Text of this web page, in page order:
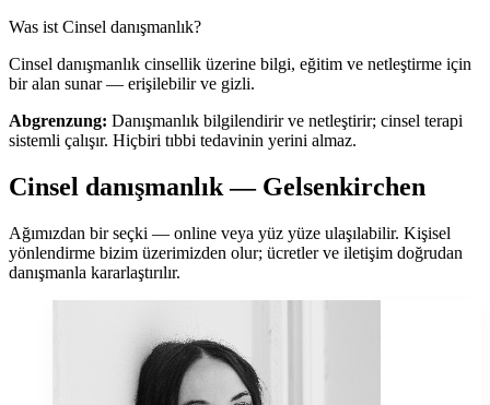
Was ist Cinsel danışmanlık?
Cinsel danışmanlık cinsellik üzerine bilgi, eğitim ve netleştirme için
bir alan sunar — erişilebilir ve gizli.
Abgrenzung: Danışmanlık bilgilendirir ve netleştirir; cinsel terapi
sistemli çalışır. Hiçbiri tıbbi tedavinin yerini almaz.
Cinsel danışmanlık — Gelsenkirchen
Ağımızdan bir seçki — online veya yüz yüze ulaşılabilir. Kişisel
yönlendirme bizim üzerimizden olur; ücretler ve iletişim doğrudan
danışmanla kararlaştırılır.